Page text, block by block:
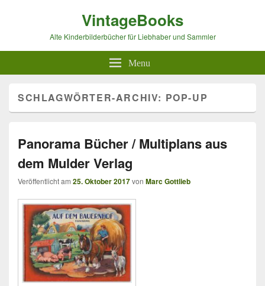
VintageBooks
Alte Kinderbilderbücher für Liebhaber und Sammler
Menu
SCHLAGWÖRTER-ARCHIV: POP-UP
Panorama Bücher / Multiplans aus
dem Mulder Verlag
Veröffentlicht am 25. Oktober 2017von Marc Gottlieb